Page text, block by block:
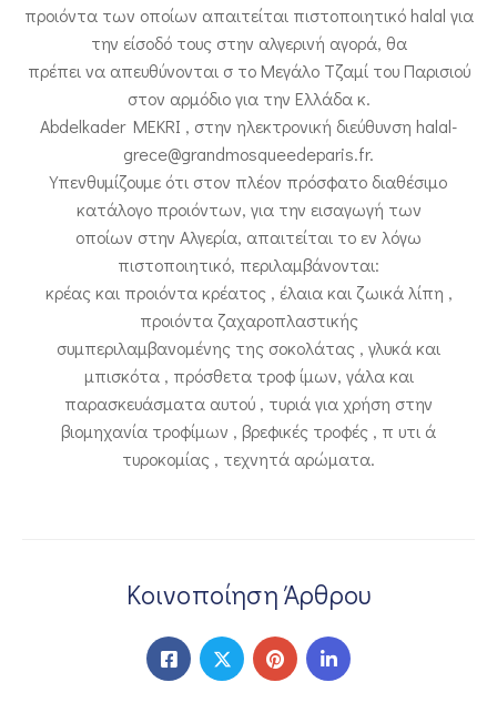
προιόντα των οποίων απαιτείται πιστοποιητικό halal για
την είσοδό τους στην αλγερινή αγορά, θα
πρέπει να απευθύνονται σ το Μεγάλο Τζαμί του Παρισιού
στον αρμόδιο για την Ελλάδα κ.
Abdelkader MEKRI , στην ηλεκτρονική διεύθυνση halal-
grece@grandmosqueedeparis.fr.
Υπενθυμίζουμε ότι στον πλέον πρόσφατο διαθέσιμο
κατάλογο προιόντων, για την εισαγωγή των
οποίων στην Αλγερία, απαιτείται το εν λόγω
πιστοποιητικό, περιλαμβάνονται:
κρέας και προιόντα κρέατος , έλαια και ζωικά λίπη ,
προιόντα ζαχαροπλαστικής
συμπεριλαμβανομένης της σοκολάτας , γλυκά και
μπισκότα , πρόσθετα τροφ ίμων, γάλα και
παρασκευάσματα αυτού , τυριά για χρήση στην
βιομηχανία τροφίμων , βρεφικές τροφές , π υτι ά
τυροκομίας , τεχνητά αρώματα.
Κοινοποίηση Άρθρου